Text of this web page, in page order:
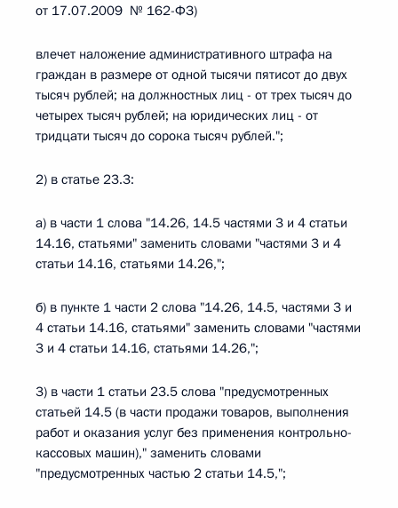
от 17.07.2009 № 162-ФЗ)
влечет наложение административного штрафа на
граждан в размере от одной тысячи пятисот до двух
тысяч рублей; на должностных лиц - от трех тысяч до
четырех тысяч рублей; на юридических лиц - от
тридцати тысяч до сорока тысяч рублей.";
2) в статье 23.3:
а) в части 1 слова "14.26, 14.5 частями 3 и 4 статьи
14.16, статьями" заменить словами "частями 3 и 4
статьи 14.16, статьями 14.26,";
б) в пункте 1 части 2 слова "14.26, 14.5, частями 3 и
4 статьи 14.16, статьями" заменить словами "частями
3 и 4 статьи 14.16, статьями 14.26,";
3) в части 1 статьи 23.5 слова "предусмотренных
статьей 14.5 (в части продажи товаров, выполнения
работ и оказания услуг без применения контрольно-
кассовых машин)," заменить словами
"предусмотренных частью 2 статьи 14.5,";